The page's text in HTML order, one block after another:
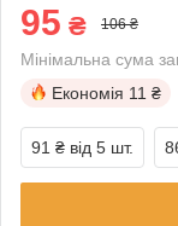
95 ₴ 106 ₴
Мінімальна сума
Економія 11 ₴
91 ₴ від 5 шт.